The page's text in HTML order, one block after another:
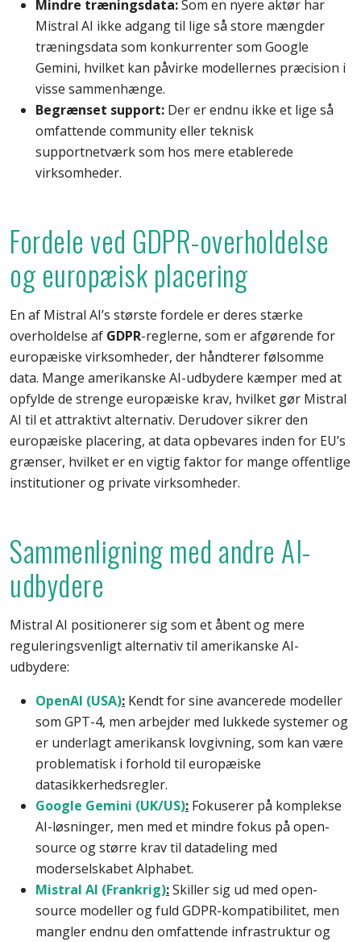
Mindre træningsdata:Som en nyere aktør har
Mistral AI ikke adgang til lige så store mængder
træningsdata som konkurrenter som Google
Gemini, hvilket kan påvirke modellernes præcision i
visse sammenhænge.
Begrænset support: Der er endnu ikke et lige så
omfattende community eller teknisk
supportnetværk som hos mere etablerede
virksomheder.
Fordele ved GDPR-overholdelse
og europæisk placering
En af Mistral AI’s største fordele er deres stærke
overholdelse af GDPR-reglerne, som er afgørende for
europæiske virksomheder, der håndterer følsomme
data. Mange amerikanske AI-udbydere kæmper med at
opfylde de strenge europæiske krav, hvilket gør Mistral
AI til et attraktivt alternativ. Derudover sikrer den
europæiske placering, at data opbevares inden for EU’s
grænser, hvilket er en vigtig faktor for mange offentlige
institutioner og private virksomheder.
Sammenligning med andre AI-
udbydere
Mistral AI positionerer sig som et åbent og mere
reguleringsvenligt alternativ til amerikanske AI-
udbydere:
OpenAI (USA): Kendt for sine avancerede modeller
som GPT-4, men arbejder med lukkede systemer og
er underlagt amerikansk lovgivning, som kan være
problematisk i forhold til europæiske
datasikkerhedsregler.
Google Gemini (UK/US): Fokuserer på komplekse
AI-løsninger, men med et mindre fokus på open-
source og større krav til datadeling med
moderselskabet Alphabet.
Mistral AI (Frankrig):Skiller sig ud med open-
source modeller og fuld GDPR-kompatibilitet, men
mangler endnu den omfattende infrastruktur og